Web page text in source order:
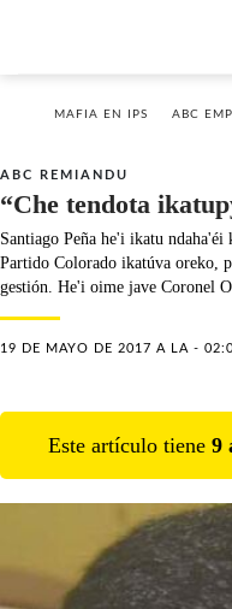
MAFIA EN IPS ABC
ABC REMIANDU
“Che tendota
Santiago Peña he'i ikatu
Partido Colorado ikatúva oreko,
gestión. He'i oime jave Coronel
19 DE MAYO DE 2017 A LA -
Este artículo tiene 9